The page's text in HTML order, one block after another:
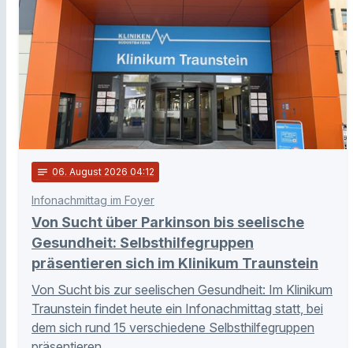
notes 06. August 2026 04:12
Infonachmittag im Foyer
Von Sucht über Parkinson bis seelische
Gesundheit: Selbsthilfegruppen
präsentieren sich im Klinikum Traunstein
Von Sucht bis zur seelischen Gesundheit: Im Klinikum
Traunstein findet heute ein Infonachmittag statt, bei
dem sich rund 15 verschiedene Selbsthilfegruppen